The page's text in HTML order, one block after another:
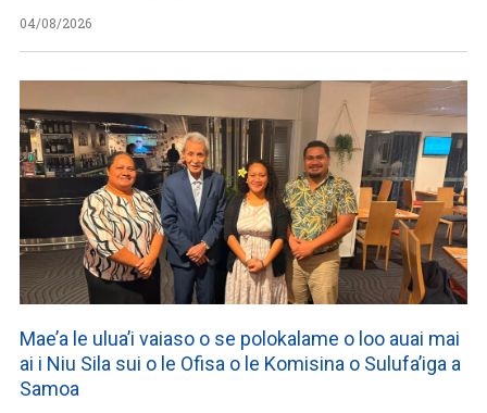
04/08/2026
Mae’a le ulua’i vaiaso o se polokalame o loo auai mai
ai i Niu Sila sui o le Ofisa o le Komisina o Sulufa’iga a
Samoa